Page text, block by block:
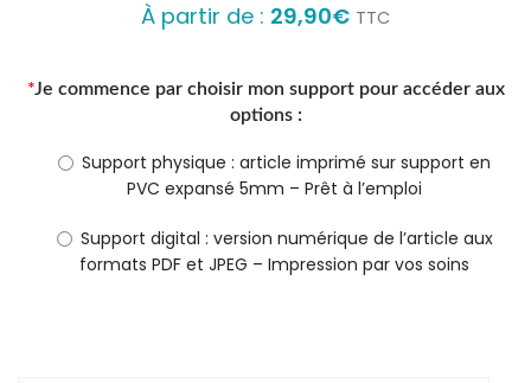
À partir de : 29,90€ TTC
*Je commence par choisir mon support pour accéder aux
options :
Support physique : article imprimé sur support en
PVC expansé 5mm – Prêt à l’emploi
Support digital : version numérique de l’article aux
formats PDF et JPEG – Impression par vos soins